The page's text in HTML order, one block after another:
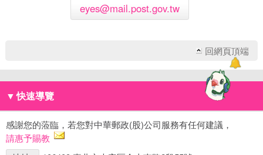
eyes@mail.post.gov.tw
回網頁頂端
▼ 快速導覽
感謝您的蒞臨，若您對中華郵政(股)公司服務有任何建議，
請惠予賜教